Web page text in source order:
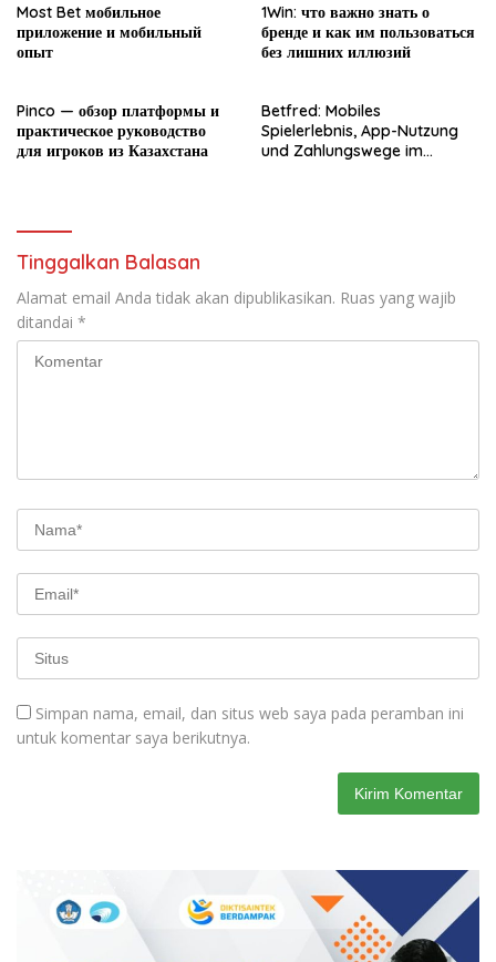
Most Bet мобильное
приложение и мобильный
опыт
1Win: что важно знать о
бренде и как им пользоваться
без лишних иллюзий
Pinco — обзор платформы и
практическое руководство
для игроков из Казахстана
Betfred: Mobiles
Spielerlebnis, App-Nutzung
und Zahlungswege im
Tinggalkan Balasan
Alamat email Anda tidak akan dipublikasikan. Ruas yang wajib
ditandai *
Simpan nama, email, dan situs web saya pada peramban ini
untuk komentar saya berikutnya.